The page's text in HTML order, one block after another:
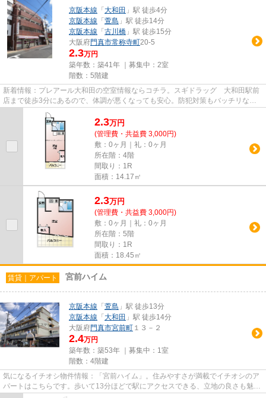
京阪本線 「 大和田 」駅 徒歩4分
京阪本線 「 萱島 」駅 徒歩14分
京阪本線 「 古川橋 」駅 徒歩15分
大阪府門真市常称寺町20-5
2.3万円
築年数：築41年 ｜募集中： 2室
階数：5階建
新着情報：プレアール大和田の空室情報ならコチラ。スギドラッグ 大和田駅前
店まで徒歩3分にあるので、体調が悪くなっても安心。防犯対策もバッチリなマ
ンションタイプの物件です。お...
2.3万円
(管理費・共益費 3,000円)
敷：0ヶ月｜礼：0ヶ月
所在階：4階
間取り：1R
面積：14.17㎡
2.3万円
(管理費・共益費 3,000円)
敷：0ヶ月｜礼：0ヶ月
所在階：5階
間取り：1R
面積：18.45㎡
賃貸｜アパート 宮前ハイム
京阪本線 「 萱島 」駅 徒歩13分
京阪本線 「 大和田 」駅 徒歩14分
大阪府門真市宮前町 １３－２
2.4万円
築年数：築53年 ｜募集中： 1室
階数：4階建
気になるイチオシ物件情報：「宮前ハイム」。住みやすさが満載でイチオシのア
パートはこちらです。歩いて13分ほどで駅にアクセスできる、立地の良さも魅力
の物件です。門真市エリアや...